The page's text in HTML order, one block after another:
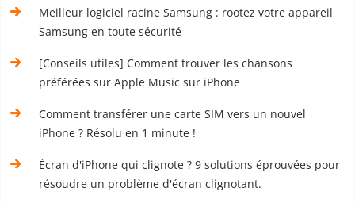
Meilleur logiciel racine Samsung : rootez votre appareil
Samsung en toute sécurité
[Conseils utiles] Comment trouver les chansons
préférées sur Apple Music sur iPhone
Comment transférer une carte SIM vers un nouvel
iPhone ? Résolu en 1 minute !
Écran d'iPhone qui clignote ? 9 solutions éprouvées pour
résoudre un problème d'écran clignotant.